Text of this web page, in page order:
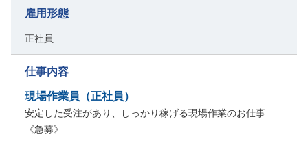
雇用形態
正社員
仕事内容
現場作業員（正社員）
安定した受注があり、しっかり稼げる現場作業のお仕事
《急募》